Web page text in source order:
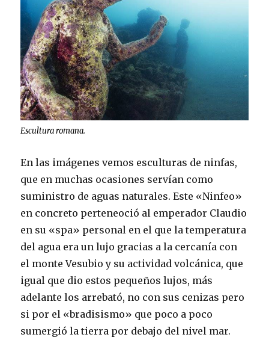
Escultura romana.
En las imágenes vemos esculturas de ninfas,
que en muchas ocasiones servían como
suministro de aguas naturales. Este «Ninfeo»
en concreto perteneoció al emperador Claudio
en su «spa» personal en el que la temperatura
del agua era un lujo gracias a la cercanía con
el monte Vesubio y su actividad volcánica, que
igual que dio estos pequeños lujos, más
adelante los arrebató, no con sus cenizas pero
si por el «bradisismo» que poco a poco
sumergió la tierra por debajo del nivel mar.